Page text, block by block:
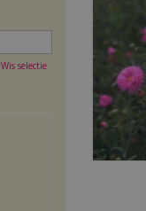
Wis selectie